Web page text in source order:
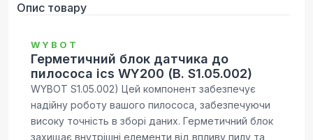
Опис товару
WYBOT
Герметичний блок датчика до
пилососа ics WY200 (B. S1.05.002)
WYBOT S1.05.002) Цей компонент забезпечує
надійну роботу вашого пилососа, забезпечуючи
високу точність в зборі даних. Герметичний блок
захищає внутрішні елементи від впливу пилу та